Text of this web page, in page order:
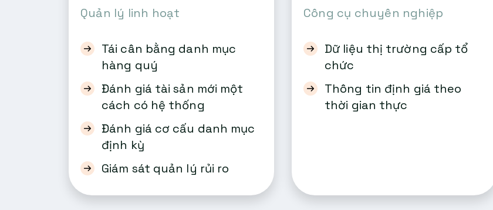
Quản lý linh hoạt
Tái cân bằng danh mục
hàng quý
Đánh giá tài sản mới một
cách có hệ thống
Đánh giá cơ cấu danh mục
định kỳ
Giám sát quản lý rủi ro
Công cụ chuyên nghiệp
Dữ liệu thị trường cấp tổ
chức
Thông tin định giá theo
thời gian thực